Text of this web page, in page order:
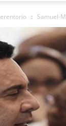
Samuel-